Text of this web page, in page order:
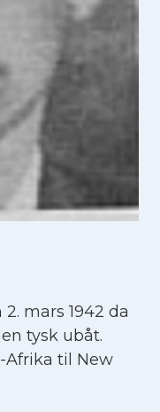
mars 1942 da
tysk ubåt.
Afrika til New